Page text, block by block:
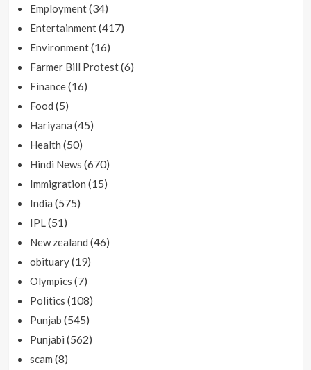
Employment(34)
Entertainment(417)
Environment(16)
Farmer Bill Protest(6)
Finance(16)
Food (5)
Hariyana (45)
Health (50)
Hindi News (670)
Immigration (15)
India (575)
IPL(51)
New zealand (46)
obituary(19)
Olympics (7)
Politics (108)
Punjab (545)
Punjabi (562)
scam (8)